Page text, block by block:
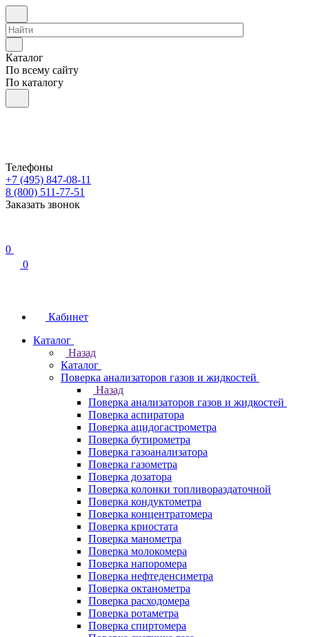
Каталог
По всему сайту
По каталогу
Телефоны
+7 (495) 847-08-11
8 (800) 511-77-51
Заказать звонок
0
0
Кабинет
Каталог
Назад
Каталог
Поверка анализаторов газов и жидкостей
Назад
Поверка анализаторов газов и жидкостей
Поверка аспиратора
Поверка ацидогастрометра
Поверка бутирометра
Поверка газоанализатора
Поверка газометра
Поверка дозатора
Поверка колонки топливораздаточной
Поверка кондуктометра
Поверка концентратомера
Поверка криостата
Поверка манометра
Поверка молокомера
Поверка напоромера
Поверка нефтеденсиметра
Поверка октанометра
Поверка расходомера
Поверка ротаметра
Поверка спиртомера